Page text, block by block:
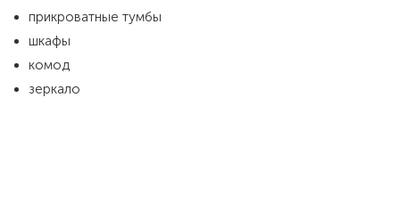
прикроватные тумбы
шкафы
комод
зеркало